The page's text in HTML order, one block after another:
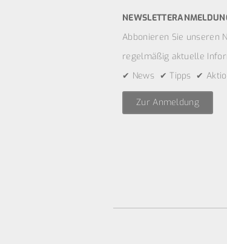
Abbonieren Sie unseren
regelmäßig aktuelle
✔ News ✔ Tipps ✔
Zur Anmeldung